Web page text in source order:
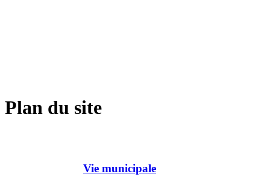
Plan du site
Vie municipale